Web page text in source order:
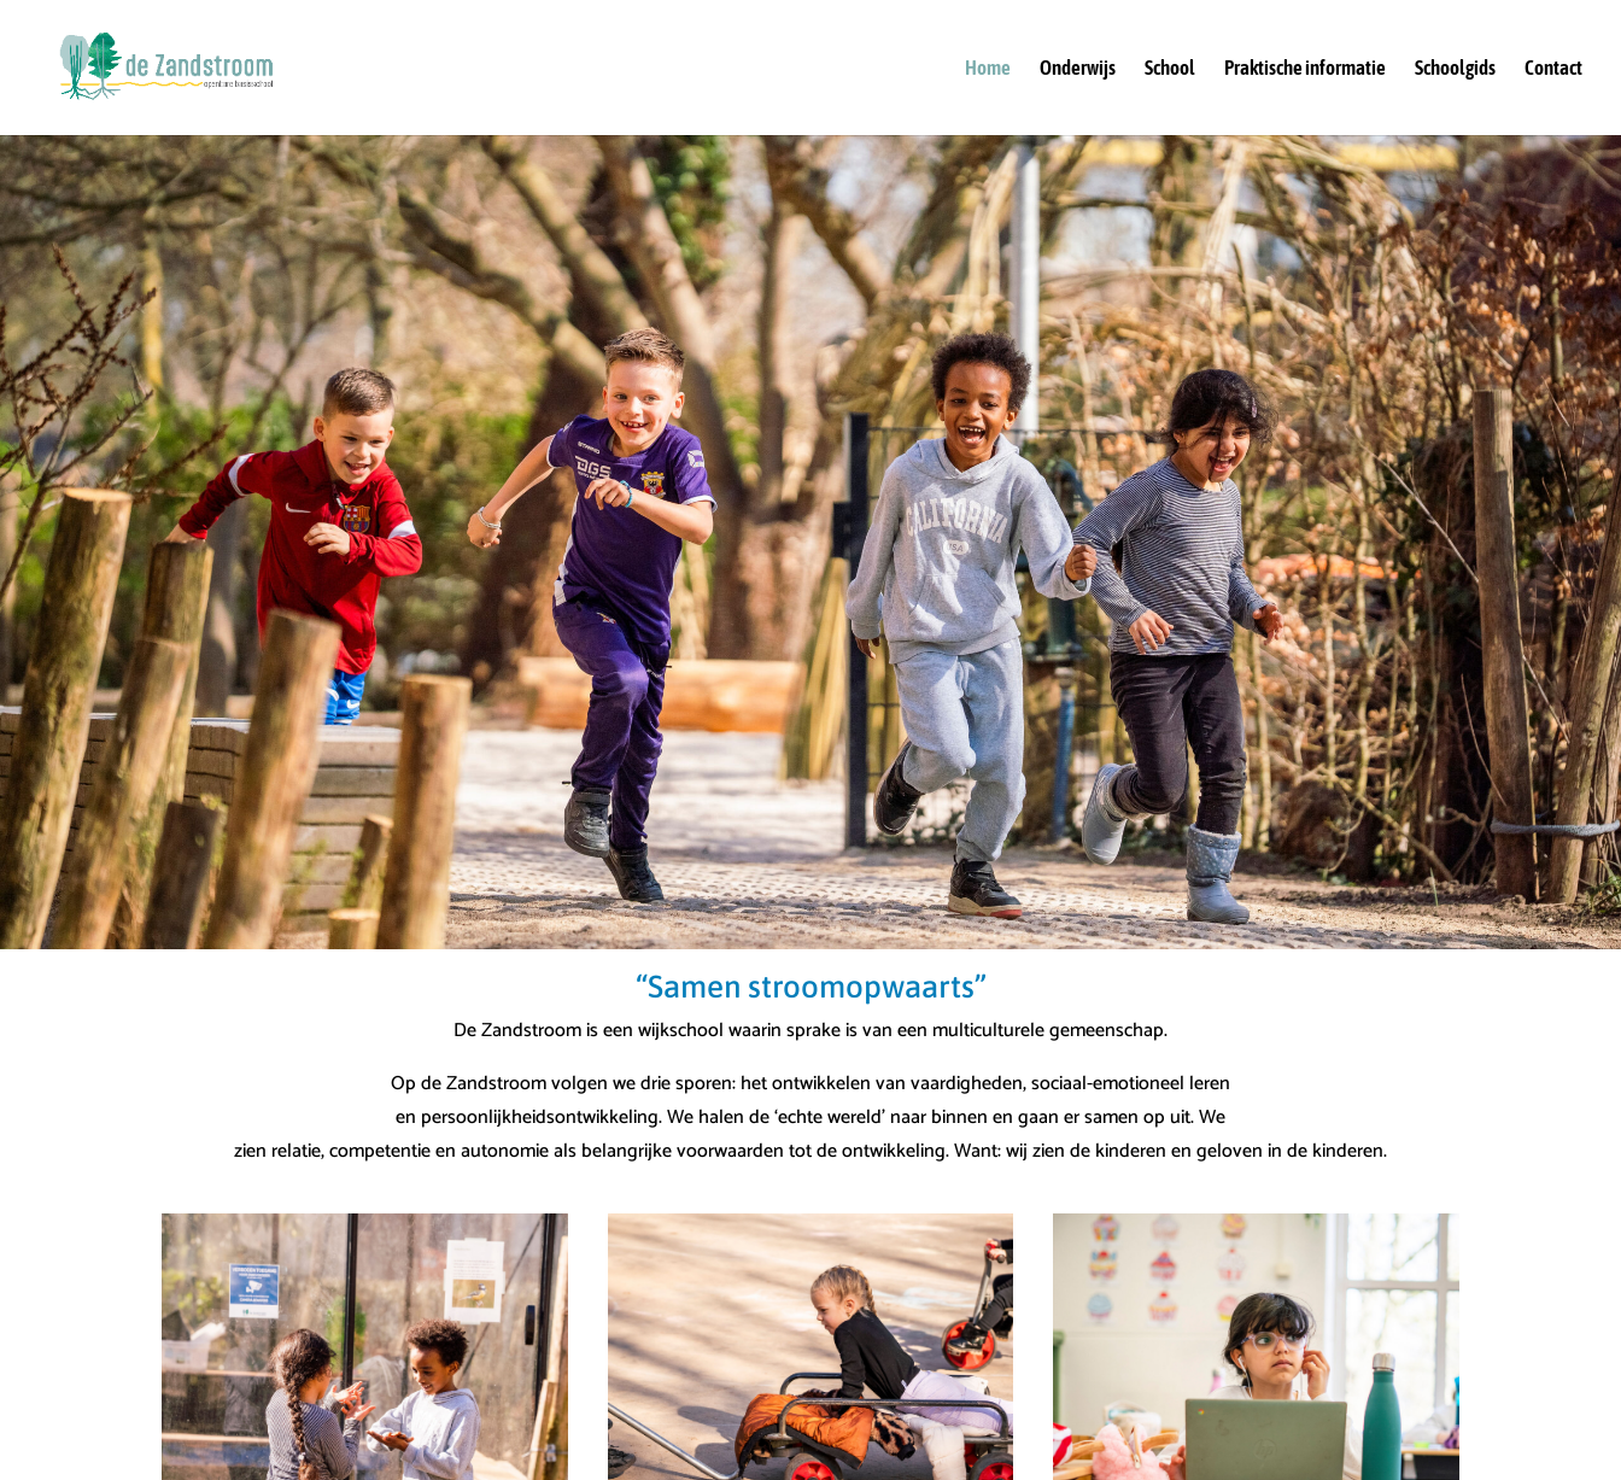
Home Onderwijs School Praktische informatie Schoolgids Contact
“Samen stroomopwaarts”
De Zandstroom is een wijkschool waarin sprake is van een multiculturele gemeenschap.
Op de Zandstroom volgen we drie sporen: het ontwikkelen van vaardigheden, sociaal-emotioneel leren
en persoonlijkheidsontwikkeling. We halen de ‘echte wereld’ naar binnen en gaan er samen op uit. We
zien relatie, competentie en autonomie als belangrijke voorwaarden tot de ontwikkeling. Want: wij zien de kinderen en geloven in de kinderen.